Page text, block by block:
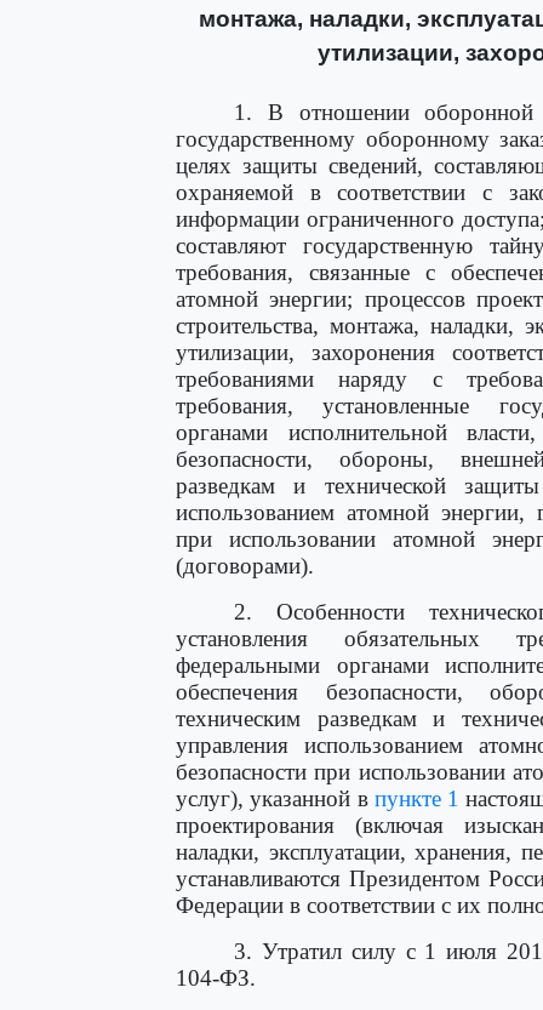
монтажа, наладки,
утилизации,
1. В отношении оборонной
государственному оборонному
целях защиты сведений,
охраняемой в соответствии с
информации ограниченного
составляют государственную
требования, связанные с
атомной энергии; процессов
строительства, монтажа, наладки,
утилизации, захоронения
требованиями наряду с
требования, установленные
органами исполнительной
безопасности, обороны,
разведкам и технической
использованием атомной энергии,
при использовании атомной
(договорами).
2. Особенности
установления обязательных
федеральными органами
обеспечения безопасности,
техническим разведкам и
управления использованием
безопасности при использовании
услуг), указанной в пункте 1
проектирования (включая
наладки, эксплуатации, хранения,
устанавливаются Президентом
Федерации в соответствии с их
3. Утратил силу с 1 июля
104-ФЗ.